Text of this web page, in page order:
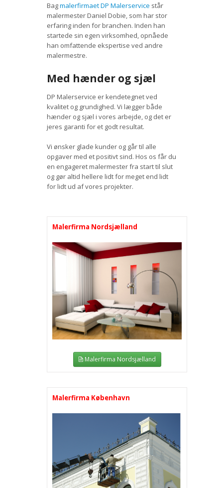
Bagmalerfirmaet DP Malerservice står
malermester Daniel Dobie, som har stor
erfaring inden for branchen. Inden han
startede sin egen virksomhed, opnåede
han omfattende ekspertise ved andre
malermestre.
Med hænder og sjæl
DP Malerservice er kendetegnet ved
kvalitet og grundighed. Vi lægger både
hænder og sjæl i vores arbejde, og det er
jeres garanti for et godt resultat.
Vi ønsker glade kunder og går til alle
opgaver med et positivt sind. Hos os får du
en engageret malermester fra start til slut
og gør altid hellere lidt for meget end lidt
for lidt ud af vores projekter.
Malerfirma Nordsjælland
Malerfirma Nordsjælland
Malerfirma København